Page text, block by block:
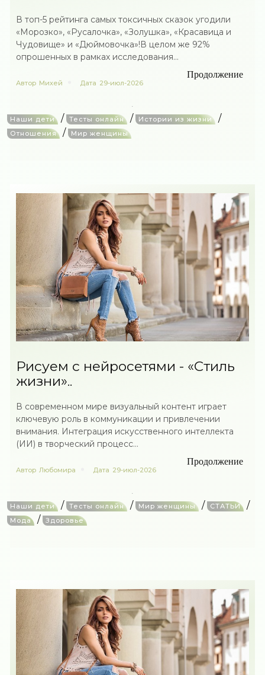
В топ-5 рейтинга самых токсичных сказок угодили
«Морозко», «Русалочка», «Золушка», «Красавица и
Чудовище» и «Дюймовочка»!В целом же 92%
опрошенных в рамках исследования...
Продолжение
Автор Михей Дата 29-июл-2026
Наши дети / Тесты онлайн / Истории из жизни /
Отношения / Мир женщины
Рисуем с нейросетями - «Стиль
жизни»..
В современном мире визуальный контент играет
ключевую роль в коммуникации и привлечении
внимания. Интеграция искусственного интеллекта
(ИИ) в творческий процесс...
Продолжение
Автор Любомира Дата 29-июл-2026
Наши дети / Тесты онлайн / Мир женщины / СТАТЬИ /
Мода / Здоровье